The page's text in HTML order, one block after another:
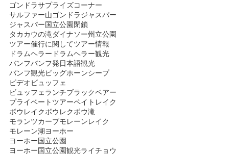
ゴンドラサプライズコーナー
サルファー山ゴンドラジャスパー
ジャスパー国立公園閉鎖
タカカウの滝ダイナソー州立公園
ツアー催行に関してツアー情報
ドラムヘラー ドラムヘラー観光
バンフバンフ発日本語観光
バンフ観光ビッグホーンシープ
ビデオビュッフェ
ビュッフェランチブラックベアー
プライベートツアーペイトレイク
ボウレイクボウレクボウ滝
モランツカーブモレーンレイク
モレーン湖ヨーホー
ヨーホー国立公園
ヨーホー国立公園観光ライチョウ